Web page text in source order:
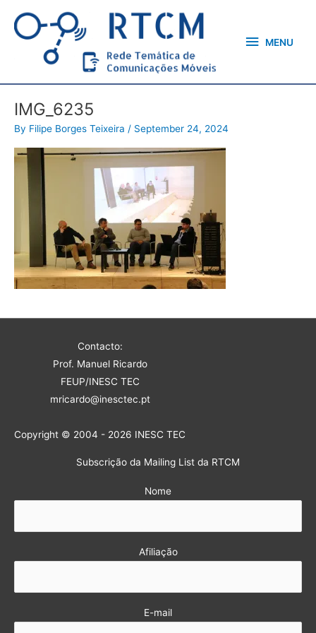
content
MENU
IMG_6235
By Filipe Borges Teixeira / September 24, 2024
Contacto:
Prof. Manuel Ricardo
FEUP/INESC TEC
mricardo@inesctec.pt
Copyright © 2004 - 2026 INESC TEC
Subscrição da Mailing List da RTCM
Nome
Afiliação
E-mail